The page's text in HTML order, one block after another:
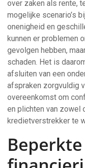
over zaken als rente,
mogelijke scenario’s
onenigheid en
kunnen er problemen
gevolgen hebben,
schaden. Het is
afsluiten van een
afspraken zorgvuldig
overeenkomst om
en plichten van zowel
kredietverstrekker te